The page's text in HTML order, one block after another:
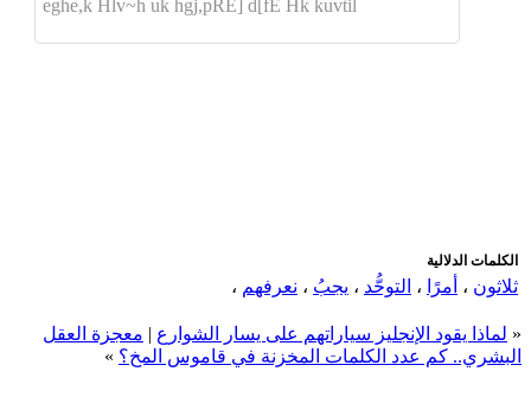
eghe,k Hlv~h uk hgj,pRE] d[fE Hk kuvtil
الكلمات الدلالية
ثلاثون ، أمرًا ، التوحُّد ، يجبُ ، نعرفهم ،
« لماذا يقود الإنجليز سياراتهم على يسار الشوارع | معجزة العقل
البشري.. كم عدد الكلمات المخزنة في قاموس المخ؟ »